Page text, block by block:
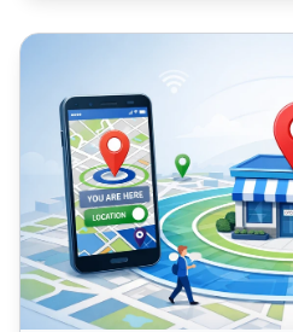
Geotargeting per le Piccole